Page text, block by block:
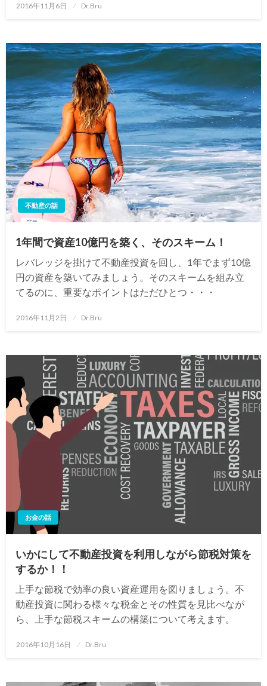
投
2016年11月6日 Dr.Bru
不動産の話
1年間で資産10億円を築く、そのスキーム！
レバレッジを掛けて不動産投資を回し、1年でまず10億
円の資産を築いてみましょう。そのスキームを組み立
てるのに、重要なポイントはただひとつ・・・
投
2016年11月2日 Dr.Bru
お金の話
いかにして不動産投資を利用しながら節税対策を
するか！！
上手な節税で効率の良い資産運用を図りましょう。不
動産投資に関わる様々な税金とその性質を見比べなが
ら、上手な節税スキームの構築について考えます。
投
2016年10月16日 Dr.Bru